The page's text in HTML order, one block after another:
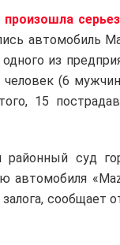
автомобиль
из
человек (6
15
районный суд
автомобиля
сообщает